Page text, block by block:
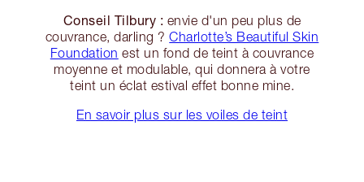
Conseil Tilbury : envie d'un peu plus de
couvrance, darling ?Charlotte’s Beautiful Skin
Foundation est un fond de teint à couvrance
moyenne et modulable, qui donnera à votre
teint un éclat estival effet bonne mine.
En savoir plus sur les voiles de teint